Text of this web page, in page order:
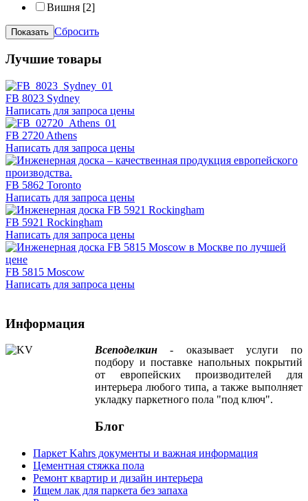
Вишня [2]
Сбросить
Лучшие товары
FB 8023 Sydney
Написать для запроса цены
FB 2720 Athens
Написать для запроса цены
FB 5862 Toronto
Написать для запроса цены
FB 5921 Rockingham
Написать для запроса цены
FB 5815 Moscow
Написать для запроса цены
Информация
Всеподелкин - оказывает услуги по
подбору и поставке напольных покрытий
от европейских производителей для
интерьера любого типа, а также выполняет
укладку паркетного пола "под ключ".
Блог
Паркет Kahrs документы и важная информация
Цементная стяжка пола
Ремонт квартир и дизайн интерьера
Ищем лак для паркета без запаха